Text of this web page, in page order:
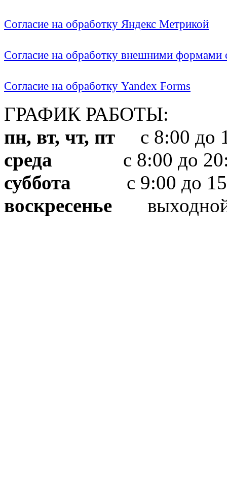
Согласие на обработку Яндекс Метрикой
Согласие на обработку внешними формами
Согласие на обработку Yandex Forms
ГРАФИК РАБОТЫ:
пн, вт, чт, пт с 8:00 до
среда с 8:00 до
суббота с 9:00 до
воскресенье